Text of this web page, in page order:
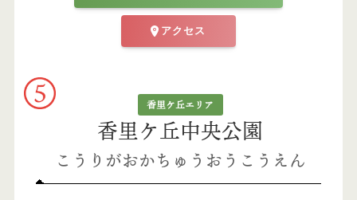
アクセス
香里ケ丘エリア
香里ケ丘中央公園
こうりがおかちゅうおうこうえん